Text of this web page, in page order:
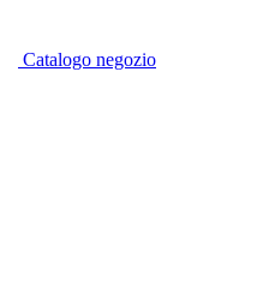
Catalogo negozio